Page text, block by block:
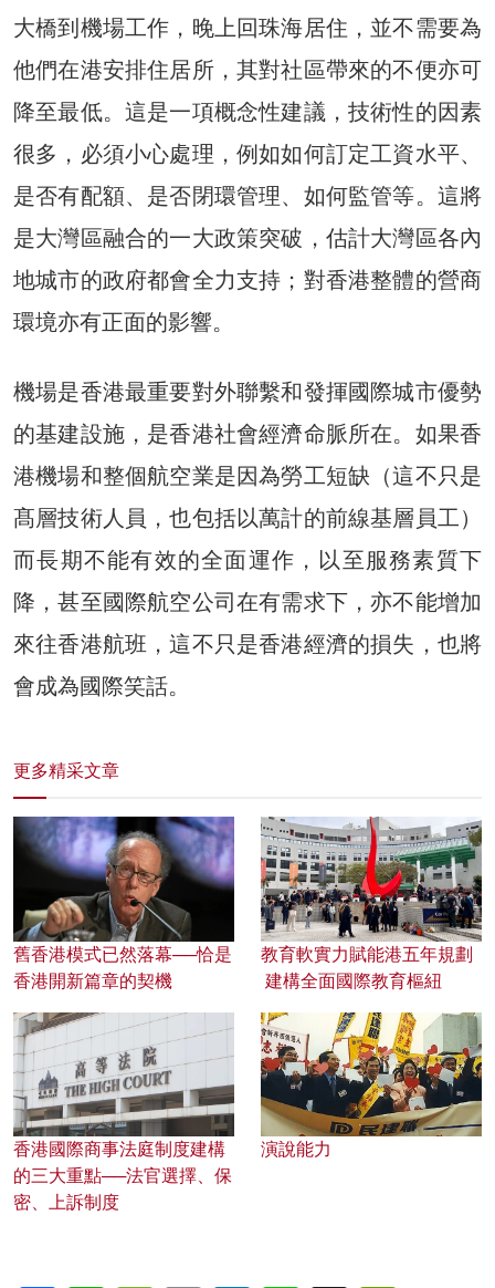
大橋到機場工作，晚上回珠海居住，並不需要為
他們在港安排住居所，其對社區帶來的不便亦可
降至最低。這是一項概念性建議，技術性的因素
很多，必須小心處理，例如如何訂定工資水平、
是否有配額、是否閉環管理、如何監管等。這將
是大灣區融合的一大政策突破，估計大灣區各內
地城市的政府都會全力支持；對香港整體的營商
環境亦有正面的影響。
機場是香港最重要對外聯繫和發揮國際城市優勢
的基建設施，是香港社會經濟命脈所在。如果香
港機場和整個航空業是因為勞工短缺（這不只是
髙層技術人員，也包括以萬計的前線基層員工）
而長期不能有效的全面運作，以至服務素質下
降，甚至國際航空公司在有需求下，亦不能增加
來往香港航班，這不只是香港經濟的損失，也將
會成為國際笑話。
更多精采文章
舊香港模式已然落幕──恰是
香港開新篇章的契機
教育軟實力賦能港五年規劃
建構全面國際教育樞紐
香港國際商事法庭制度建構
的三大重點──法官選擇、保
密、上訴制度
演說能力